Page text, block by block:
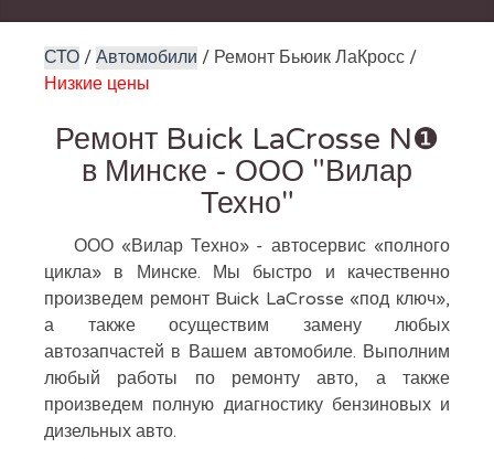
СТО / Автомобили / Ремонт Бьюик ЛаКросс /
Низкие цены
Ремонт Buick LaCrosse N❶
в Минске - ООО "Вилар
Техно"
ООО «Вилар Техно» - автосервис «полного
цикла» в Минске. Мы быстро и качественно
произведем ремонт Buick LaCrosse «под ключ»,
а также осуществим замену любых
автозапчастей в Вашем автомобиле. Выполним
любый работы по ремонту авто, а также
произведем полную диагностику бензиновых и
дизельных авто.